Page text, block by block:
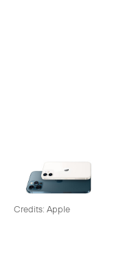
Credits: Apple